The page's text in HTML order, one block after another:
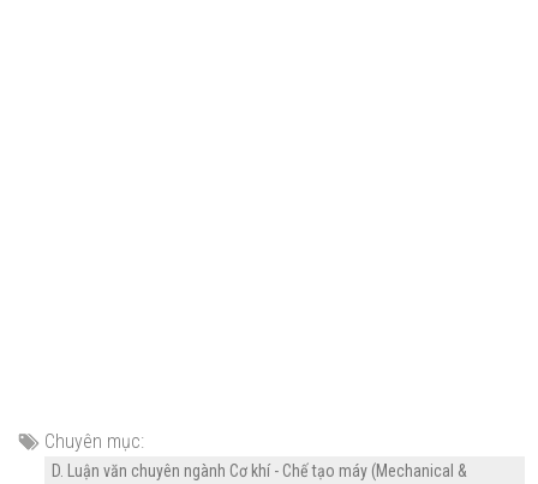
Chuyên mục:
D. Luận văn chuyên ngành Cơ khí - Chế tạo máy (Mechanical &